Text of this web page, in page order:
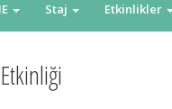
Staj Etkinlikler